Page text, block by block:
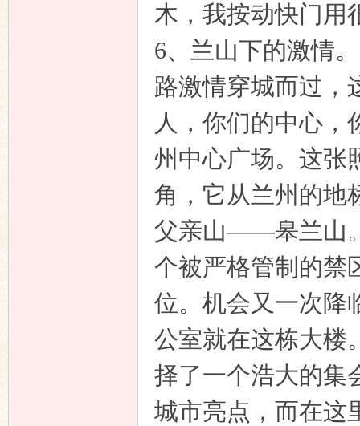
木，我按动快门用
6、 兰山下的激情。
路激情穿城而过
人，你们的中心，
州中心广场。这张
角，它从兰州的
父亲山——皋兰山
个被严格管制的禁
位。机会又一次降
公室就在这栋大楼
择了一个浩大的
城市亮点，而在这